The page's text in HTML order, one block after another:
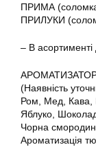
ПРИМА
ПРИЛУКИ
– В
АРОМАТИЗАТОР
(Наявність
Ром, Мед, Кава,
Яблуко,
Чорна
Ароматизація